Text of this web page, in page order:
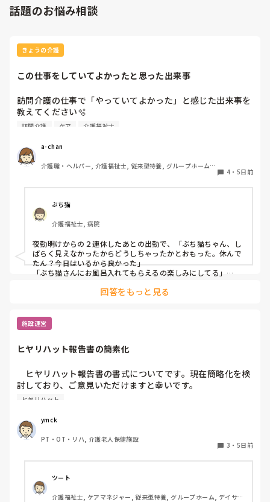
話題のお悩み相談
きょうの介護
この仕事をしていてよかったと思った出来事
訪問介護の仕事で「やっていてよかった」と感じた出来事を
教えてください🫧
行きたくないな…」と感じることはあります。
そんなときに「この仕事をやっていてよかった」と思えた出
来事を思い浮かべたら前向きな気持ちで出勤できるかな？と
皆さんが訪問介護の仕事で「やっていてよかった」と感じた
エピソードがあれば、ぜひ教えてください。
訪問介護 ケア 介護福祉士
a-chan
介護職・ヘルパー, 介護福祉士, 従来型特養, グループホーム,
4 ・ 5日前
ぶち猫
介護福祉士, 病院
夜勤明けからの２連休したあとの出勤で、「ぶち猫ちゃん、し
ばらく見えなかったからどうしちゃったかとおもった。休んで
たん？今日はいるから良かった」
「ぶち猫さんにお風呂入れてもらえるの楽しみにしてる」
回答をもっと見る
施設運営
ヒヤリハット報告書の簡素化
ヒヤリハット報告書の書式についてです。現在簡略化を検
討しており、ご意見いただけますと幸いです。
規・義務規定はないかと思います。つまるところ、用を成せ
ば、いくらでも簡素化できるものと言う考えなのですが…。
ており、氏名年齢生年月日等プロフィールとヒヤリ発生場所
の詳細、発生前後の経緯・予測される被害・対応策のフリー
記載と非常に煩雑です。
ヒヤリハット
ymck
PT・OT・リハ, 介護老人保健施設
3 ・ 5日前
ツート
介護福祉士, ケアマネジャー, 従来型特養, グループホーム, デイサー